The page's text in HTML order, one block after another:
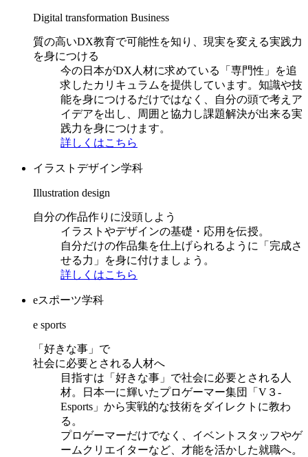
Digital transformation Business
質の高いDX教育で可能性を知り、現実を変える実践力
を身につける
今の日本がDX人材に求めている「専門性」を追
求したカリキュラムを提供しています。知識や技
能を身につけるだけではなく、自分の頭で考えア
イデアを出し、周囲と協力し課題解決が出来る実
践力を身につけます。
詳しくはこちら
イラストデザイン学科
Illustration design
自分の作品作りに没頭しよう
イラストやデザインの基礎・応用を伝授。
自分だけの作品集を仕上げられるように「完成さ
せる力」を身に付けましょう。
詳しくはこちら
eスポーツ学科
e sports
「好きな事」で
社会に必要とされる人材へ
目指すは「好きな事」で社会に必要とされる人
材。日本一に輝いたプロゲーマー集団「V３-
Esports」から実戦的な技術をダイレクトに教わ
る。
プロゲーマーだけでなく、イベントスタッフやゲ
ームクリエイターなど、才能を活かした就職へ。